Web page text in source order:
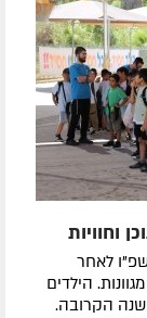
וחוויות
לאחר
הילדים
הקרובה.